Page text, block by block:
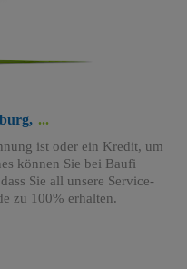
ist oder ein Kredit, um
können Sie bei Baufi
Sie all unsere Service-
zu 100% erhalten.